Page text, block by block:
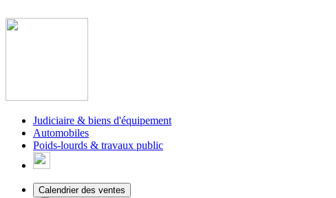
Judiciaire & biens d'équipement
Automobiles
Poids-lourds & travaux public
Calendrier des ventes